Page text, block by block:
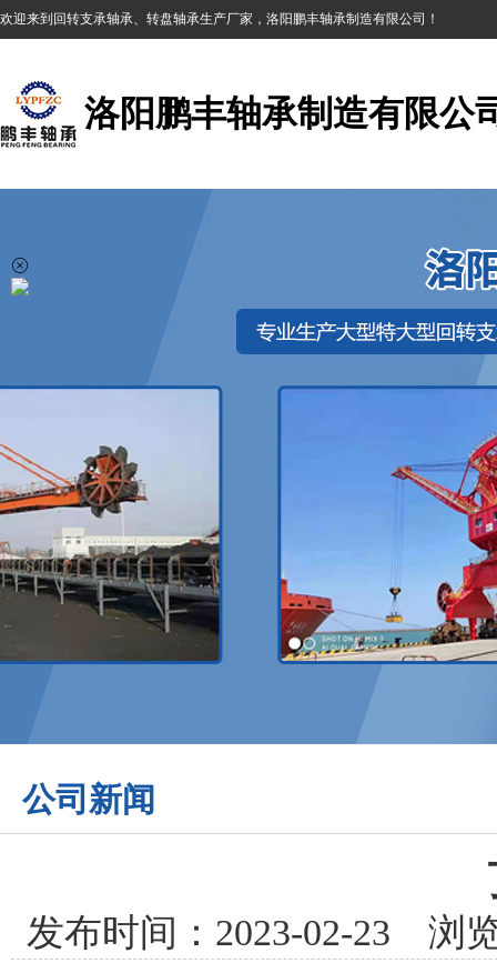
欢迎来到回转支承轴承、转盘轴承生产厂家，洛阳鹏丰轴承制造有限公司！
洛阳鹏丰轴承制造有限公
公司新闻
发布时间：2023-02-23 浏